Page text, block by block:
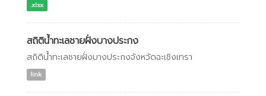
.xlsx
สถิติน้ำทะเลชายฝั่งบางประกง
สถิติน้ำทะเลชายฝั่งบางประกงจังหวัดฉะเชิงเทรา
link